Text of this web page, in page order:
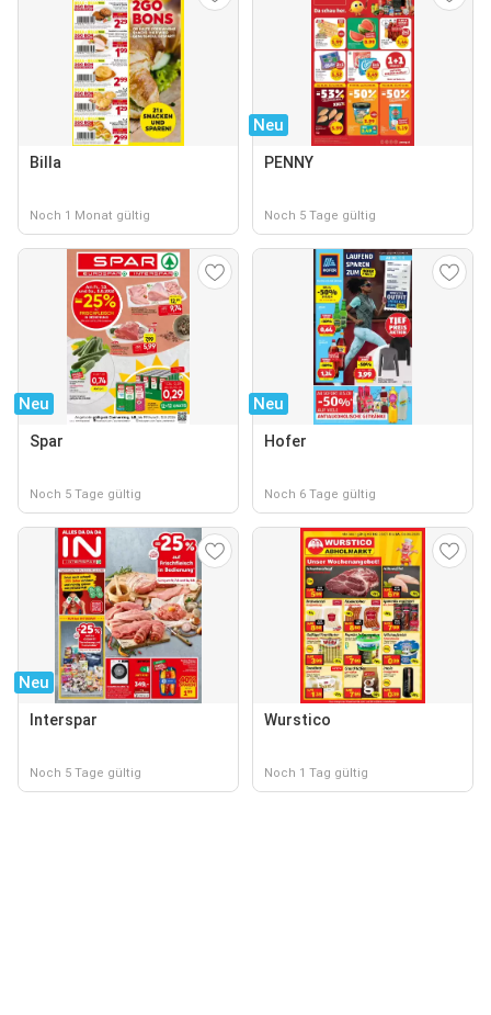
Billa
Noch 1 Monat gültig
Neu
PENNY
Noch 5 Tage gültig
Neu
Spar
Noch 5 Tage gültig
Neu
Hofer
Noch 6 Tage gültig
Neu
Interspar
Noch 5 Tage gültig
Wurstico
Noch 1 Tag gültig